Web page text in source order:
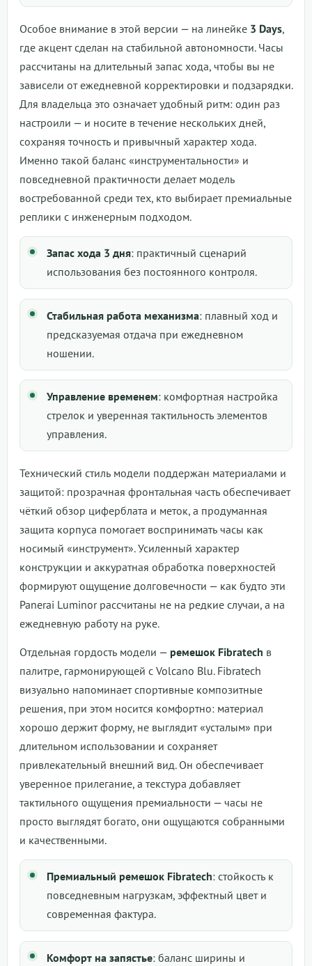
Особое внимание в этой версии — на линейке 3 Days,
где акцент сделан на стабильной автономности. Часы
рассчитаны на длительный запас хода, чтобы вы не
зависели от ежедневной корректировки и подзарядки.
Для владельца это означает удобный ритм: один раз
настроили — и носите в течение нескольких дней,
сохраняя точность и привычный характер хода.
Именно такой баланс «инструментальности» и
повседневной практичности делает модель
востребованной среди тех, кто выбирает премиальные
реплики с инженерным подходом.
Запас хода 3 дня: практичный сценарий
использования без постоянного контроля.
Стабильная работа механизма: плавный ход и
предсказуемая отдача при ежедневном
ношении.
Управление временем: комфортная настройка
стрелок и уверенная тактильность элементов
управления.
Технический стиль модели поддержан материалами и
защитой: прозрачная фронтальная часть обеспечивает
чёткий обзор циферблата и меток, а продуманная
защита корпуса помогает воспринимать часы как
носимый «инструмент». Усиленный характер
конструкции и аккуратная обработка поверхностей
формируют ощущение долговечности — как будто эти
Panerai Luminor рассчитаны не на редкие случаи, а на
ежедневную работу на руке.
Отдельная гордость модели — ремешок Fibratech в
палитре, гармонирующей с Volcano Blu. Fibratech
визуально напоминает спортивные композитные
решения, при этом носится комфортно: материал
хорошо держит форму, не выглядит «усталым» при
длительном использовании и сохраняет
привлекательный внешний вид. Он обеспечивает
уверенное прилегание, а текстура добавляет
тактильного ощущения премиальности — часы не
просто выглядят богато, они ощущаются собранными
и качественными.
Премиальный ремешок Fibratech: стойкость к
повседневным нагрузкам, эффектный цвет и
современная фактура.
Комфорт на запястье: баланс ширины и